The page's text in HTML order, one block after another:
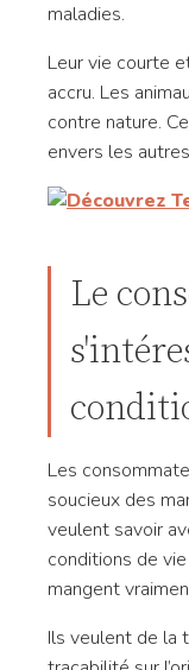
maladies.
Leur vie courte
accru. Les
contre nature.
envers les
Le
Les
soucieux des
veulent savoir
conditions de
mangent
Ils veulent de la